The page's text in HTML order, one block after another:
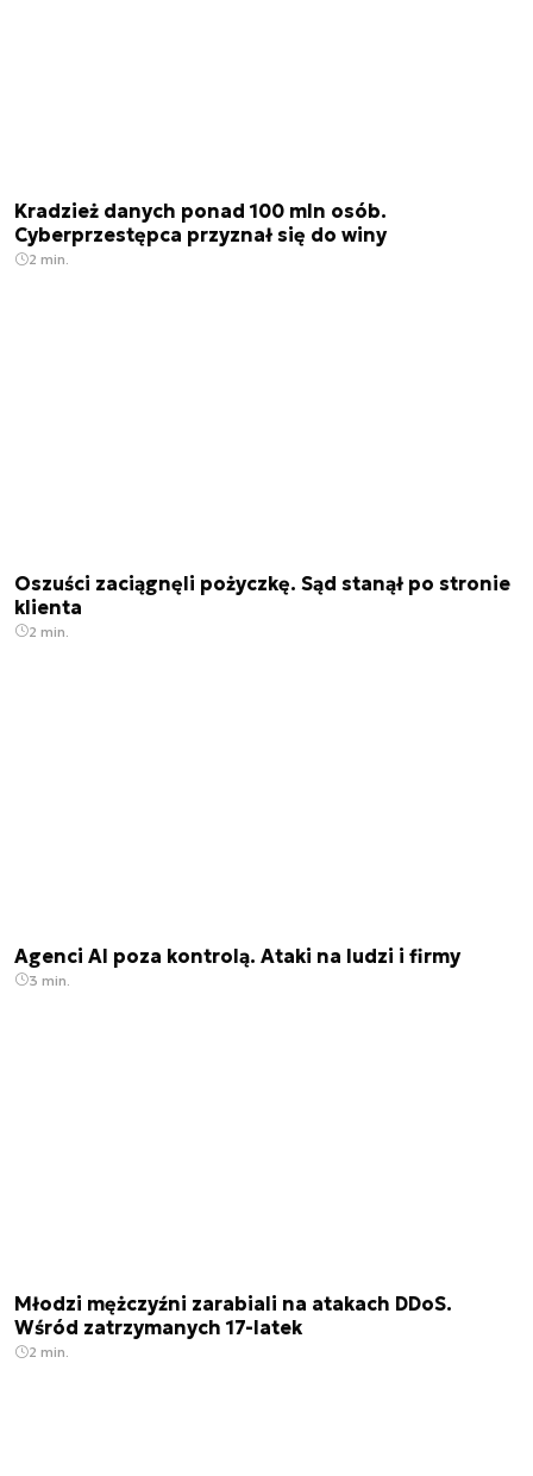
Kradzież danych ponad 100 mln osób.
Cyberprzestępca przyznał się do winy
2 min.
Oszuści zaciągnęli pożyczkę. Sąd stanął po stronie
klienta
2 min.
Agenci AI poza kontrolą. Ataki na ludzi i firmy
3 min.
Młodzi mężczyźni zarabiali na atakach DDoS.
Wśród zatrzymanych 17-latek
2 min.